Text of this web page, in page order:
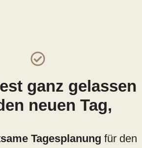
ganz gelassen
neuen Tag,
Tagesplanung für den